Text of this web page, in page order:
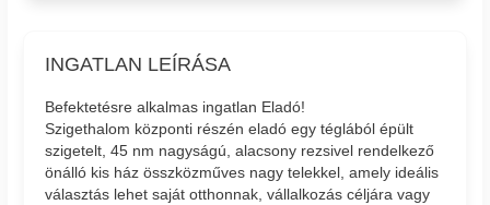
INGATLAN LEÍRÁSA
Befektetésre alkalmas ingatlan Eladó!
Szigethalom központi részén eladó egy téglából épült
szigetelt, 45 nm nagyságú, alacsony rezsivel rendelkező
önálló kis ház összközműves nagy telekkel, amely ideális
választás lehet saját otthonnak, vállalkozás céljára vagy